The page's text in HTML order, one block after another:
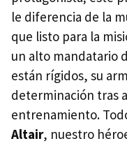
le diferencia de la
que listo para la
un alto mandatario
están rígidos, su
determinación tras
entrenamiento.
Altair, nuestro